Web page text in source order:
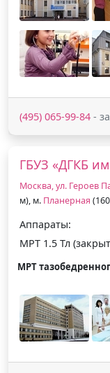
(495) 065-99-84 -
ГБУЗ «ДГКБ
Москва, ул. Героев
м), м. Планерная
Аппараты:
МРТ 1.5 Тл
МРТ